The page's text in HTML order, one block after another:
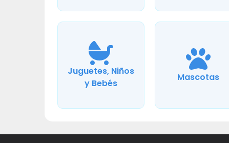
Juguetes, Niños
y Bebés
Mascotas